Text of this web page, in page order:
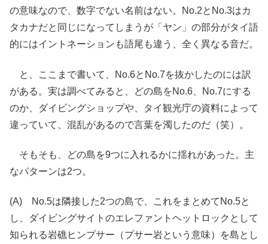
の意味なので、数字でない名前はない。No.2とNo.3はカ
タカナだと同じになってしまうが「ヤン」の部分がタイ語
的にはイントネーションも語尾も違う、全く異なる音だ。
と、ここまで書いて、No.6とNo.7を抜かしたのには訳
がある。実は調べてみると、どの島をNo.6、No.7にする
のか、ダイビングショップや、タイ観光庁の資料によって
違っていて、混乱があるので言葉を濁したのだ（笑）。
そもそも、どの島を9つに入れるかに揺れがあった。主
なパターンは2つ。
(A) No.5は隣接した2つの島で、これをまとめてNo.5と
し、ダイビングサイトのエレファントヘットロックとして
知られる岩礁ヒンプサー（プサー岩という意味）を島とし